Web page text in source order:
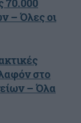
– Όλες οι
στο
– Όλα